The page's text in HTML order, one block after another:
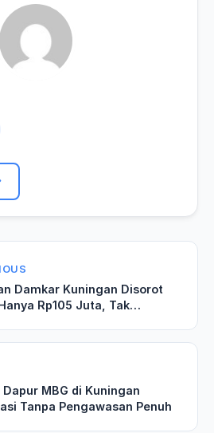
Damkar Kuningan Disorot
Rp105 Juta, Tak
Dapur MBG di Kuningan
Tanpa Pengawasan Penuh